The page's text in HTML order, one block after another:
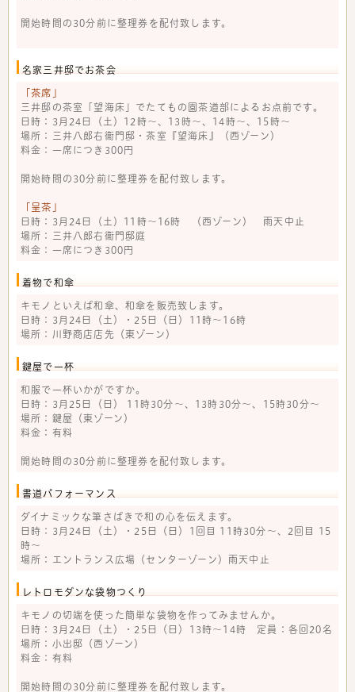
開始時間の30分前に整理券を配付致します。
名家三井邸でお茶会
「茶席」
三井邸の茶室「望海床」でたてもの園茶道部によるお点前です。
日時：3月24日（土）12時～、13時～、14時～、15時～
場所：三井八郎右衞門邸・茶室『望海床』（西ゾーン）
料金：一席につき300円
開始時間の30分前に整理券を配付致します。
「呈茶」
日時：3月24日（土）11時～16時 （西ゾーン） 雨天中止
場所：三井八郎右衞門邸庭
料金：一席につき300円
着物で和傘
キモノといえば和傘、和傘を販売致します。
日時：3月24日（土）・25日（日）11時～16時
場所：川野商店店先（東ゾーン）
鍵屋で一杯
和服で一杯いかがですか。
日時：3月25日（日） 11時30分～、13時30分～、15時30分～
場所：鍵屋（東ゾーン）
料金：有料
開始時間の30分前に整理券を配付致します。
書道パフォーマンス
ダイナミックな筆さばきで和の心を伝えます。
日時：3月24日（土）・25日（日）1回目 11時30分～、2回目 15
時～
場所：エントランス広場（センターゾーン）雨天中止
レトロモダンな袋物つくり
キモノの切端を使った簡単な袋物を作ってみませんか。
日時：3月24日（土）・25日（日）13時～14時 定員：各回20名
場所：小出邸（西ゾーン）
料金：有料
開始時間の30分前に整理券を配付致します。